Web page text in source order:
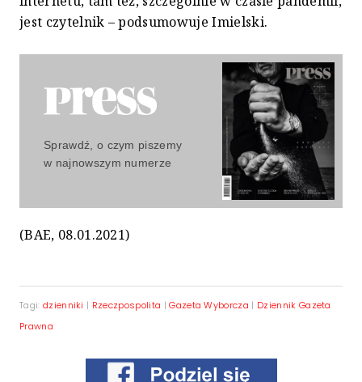
jest czytelnik – podsumowuje Imielski.
Sprawdź, o czym piszemy
w najnowszym numerze
(BAE, 08.01.2021)
Tagi: dzienniki | Rzeczpospolita |Gazeta Wyborcza | Dziennik Gazeta
Prawna